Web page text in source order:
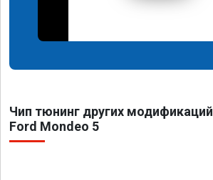
Чип тюнинг других модификаций
Ford Mondeo 5